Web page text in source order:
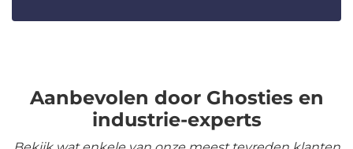
Aanbevolen door Ghosties en
industrie-experts